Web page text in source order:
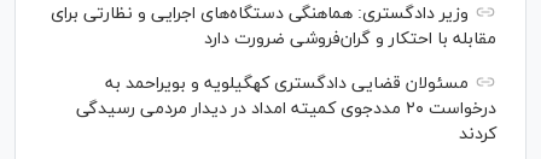
وزیر دادگستری: هماهنگی دستگاه‌های اجرایی و نظارتی برای
مقابله با احتکار و گران‌فروشی ضرورت دارد
مسئولان قضایی دادگستری کهگیلویه و بویراحمد به
درخواست‌ ۲۰ مددجوی کمیته امداد در دیدار مردمی رسیدگی
کردند